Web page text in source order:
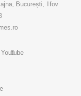
București, Ilfov
Youtube